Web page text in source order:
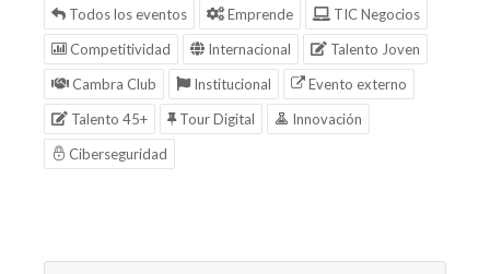
Todos los eventos Emprende
TIC Negocios
Competitividad
Internacional
Talento Joven
Cambra Club
Institucional
Evento externo
Talento 45+
Tour Digital
Innovación
Ciberseguridad